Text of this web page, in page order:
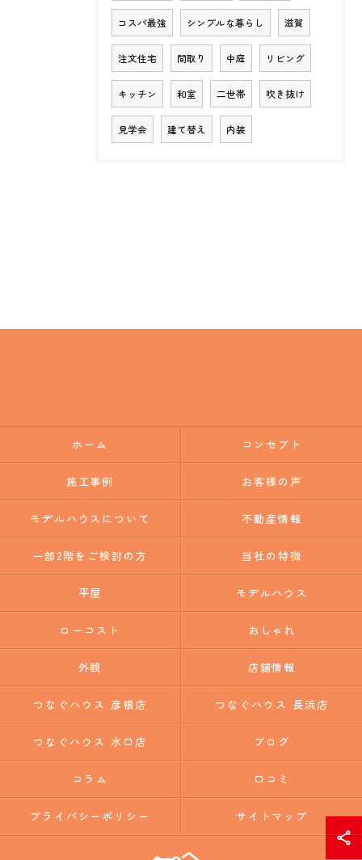
コスパ最強 シンプルな暮らし 滋賀
注文住宅 間取り 中庭 リビング
キッチン 和室 二世帯 吹き抜け
見学会 建て替え 内装
ホーム コンセプト
施工事例 お客様の声
モデルハウスについて 不動産情報
一部2階をご検討の方 当社の特徴
平屋 モデルハウス
ローコスト おしゃれ
外観 店舗情報
つなぐハウス 彦根店 つなぐハウス 長浜店
つなぐハウス 水口店 ブログ
コラム 口コミ
プライバシーポリシー サイトマップ